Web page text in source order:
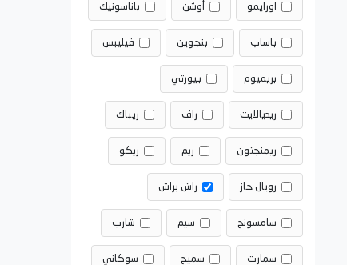
اورايمو أوشن باناسونيك
باساب بنجوين فيليبس
بريميوم بيورتي
ريديالايت راف ريباك
ريمنجتون ريم ريكو
رويال جاز راش براش
سامسونج سيم شارب
سمارت سميج سوكاني